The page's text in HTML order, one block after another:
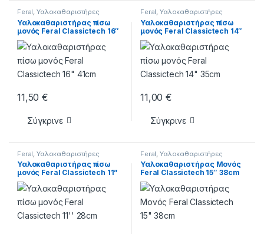
Feral,Υαλοκαθαριστήρες
Υαλοκαθαριστήρας πίσω
μονός Feral Classictech 16″
41cm
11,50€
Σύγκρινε
Feral,Υαλοκαθαριστήρες
Υαλοκαθαριστήρας πίσω
μονός Feral Classictech 14″
35cm
11,00€
Σύγκρινε
Feral ,Υαλοκαθαριστήρες
Υαλοκαθαριστήρας πίσω
μονός Feral Classictech 11”
28cm
Feral ,Υαλοκαθαριστήρες
Υαλοκαθαριστήρας Μονός
Feral Classictech 15″ 38cm